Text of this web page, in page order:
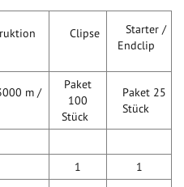
Clipse
Starter /
Endclip
m /
Paket
100
Stück
Paket 25
Stück
1
1